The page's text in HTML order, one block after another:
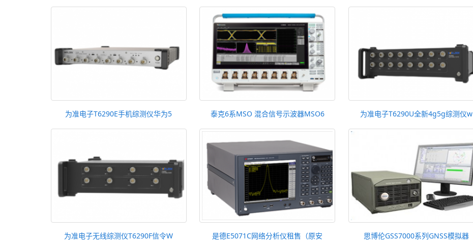
为准电子T6290E手机综测仪华为5 泰克6系MSO 混合信号示波器MSO6 为准电子T6290U全新4g5g综测仪w
为准电子无线综测仪T6290F信令W 是德E5071C网络分析仪租售（原安 思博伦GSS7000系列GNSS模拟器